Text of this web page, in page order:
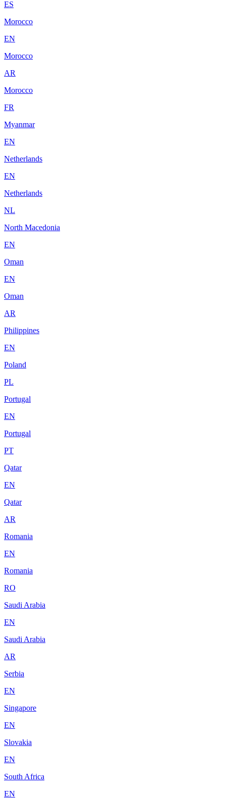
ES
Morocco
EN
Morocco
AR
Morocco
FR
Myanmar
EN
Netherlands
EN
Netherlands
NL
North Macedonia
EN
Oman
EN
Oman
AR
Philippines
EN
Poland
PL
Portugal
EN
Portugal
PT
Qatar
EN
Qatar
AR
Romania
EN
Romania
RO
Saudi Arabia
EN
Saudi Arabia
AR
Serbia
EN
Singapore
EN
Slovakia
EN
South Africa
EN